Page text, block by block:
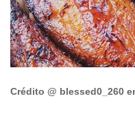
Crédito @ blessed0_260